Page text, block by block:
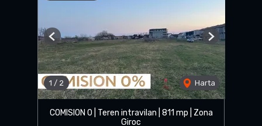
1 / 2 Harta
Previous Next
COMISION 0 | Teren intravilan | 811 mp | Zona
Giroc